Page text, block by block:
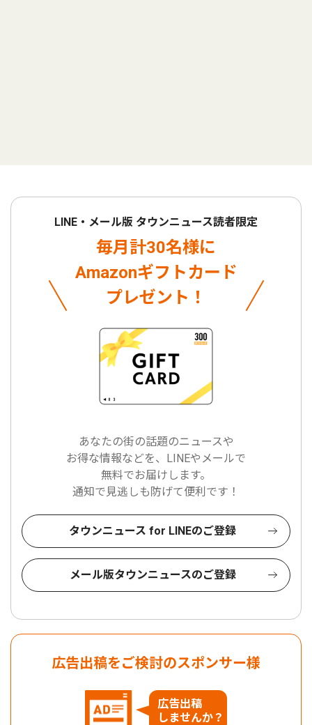
LINE・メール版 タウンニュース読者限定
毎月計30名様に
Amazonギフトカード
プレゼント！
あなたの街の話題のニュースや
お得な情報などを、LINEやメールで
無料でお届けします。
通知で見逃しも防げて便利です！
タウンニュース for LINEのご登録
メール版タウンニュースのご登録
広告出稿をご検討のスポンサー様
広告出稿
しませんか？